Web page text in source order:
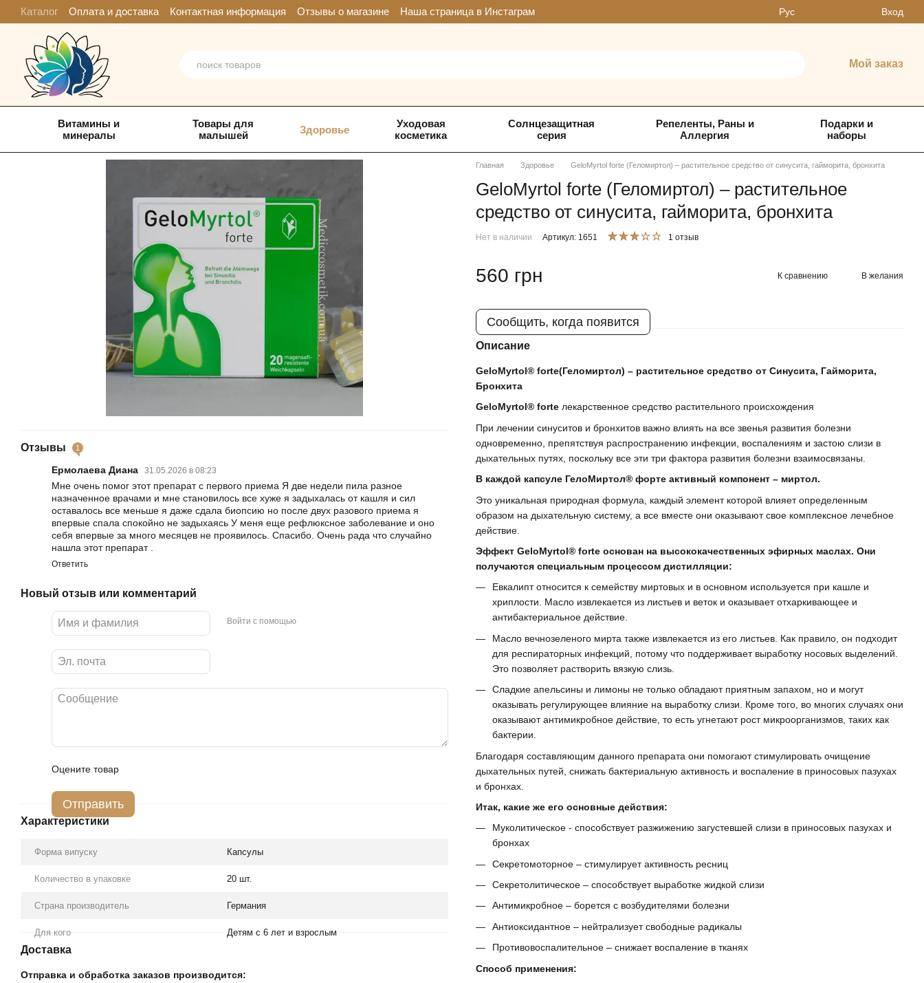
Перейти к основному контенту
Каталог Оплата и доставка Контактная информация Отзывы о магазине Наша страница в Инстаграм Рус Вход
Мой заказ
Витамины и
минералы
Товары для
малышей
Здоровье
Уходовая
косметика
Солнцезащитная
серия
Репеленты, Раны и
Аллергия
Подарки и
наборы
Отзывы 1
Ермолаева Диана 31.05.2026 в 08:23
Мне очень помог этот препарат с первого приема Я две недели пила разное
назначенное врачами и мне становилось все хуже я задыхалась от кашля и сил
оставалось все меньше я даже сдала биопсию но после двух разового приема я
впервые спала спокойно не задыхаясь У меня еще рефлюксное заболевание и оно
себя впервые за много месяцев не проявилось. Спасибо. Очень рада что случайно
нашла этот препарат .
Ответить
Новый отзыв или комментарий
Войти с помощью
Оцените товар
Отправить
Характеристики
Форма випуску Капсулы
Количество в упаковке 20 шт.
Страна производитель Германия
Для кого Детям с 6 лет и взрослым
Доставка
Отправка и обработка заказов производится:
Главная Здоровье GeloMyrtol forte (Геломиртол) – растительное средство от синусита, гайморита, бронхита
GeloMyrtol forte (Геломиртол) – растительное
средство от синусита, гайморита, бронхита
Нет в наличии Артикул: 1651 1 отзыв
560 грн К сравнению В желания
Сообщить, когда появится
Описание
GeloMyrtol® forte(Геломиртол) – растительное средство от Синусита, Гайморита,
Бронхита
GeloMyrtol® forte лекарственное средство растительного происхождения
При лечении синуситов и бронхитов важно влиять на все звенья развития болезни
одновременно, препятствуя распространению инфекции, воспалениям и застою слизи в
дыхательных путях, поскольку все эти три фактора развития болезни взаимосвязаны.
В каждой капсуле ГелоМиртол® форте активный компонент – миртол.
Это уникальная природная формула, каждый элемент которой влияет определенным
образом на дыхательную систему, а все вместе они оказывают свое комплексное лечебное
действие.
Эффект GeloMyrtol® forte основан на высококачественных эфирных маслах. Они
получаются специальным процессом дистилляции:
Евкалипт относится к семейству миртовых и в основном используется при кашле и
хриплости. Масло извлекается из листьев и веток и оказывает отхаркивающее и
антибактериальное действие.
Масло вечнозеленого мирта также извлекается из его листьев. Как правило, он подходит
для респираторных инфекций, потому что поддерживает выработку носовых выделений.
Это позволяет растворить вязкую слизь.
Сладкие апельсины и лимоны не только обладают приятным запахом, но и могут
оказывать регулирующее влияние на выработку слизи. Кроме того, во многих случаях они
оказывают антимикробное действие, то есть угнетают рост микроорганизмов, таких как
бактерии.
Благодаря составляющим данного препарата они помогают стимулировать очищение
дыхательных путей, снижать бактериальную активность и воспаление в приносовых пазухах
и бронхах.
Итак, какие же его основные действия:
Муколитическое - способствует разжижению загустевшей слизи в приносовых пазухах и
бронхах
Секретомоторное – стимулирует активность ресниц
Секретолитическое – способствует выработке жидкой слизи
Антимикробное – борется с возбудителями болезни
Антиоксидантное – нейтрализует свободные радикалы
Противовоспалительное – снижает воспаление в тканях
Способ применения: